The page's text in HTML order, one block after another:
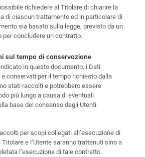
richiedere al Titolare di chiarire la
di ciascun trattamento ed in particolare di
sia basato sulla legge, previsto da un
concludere un contratto.
sul tempo di conservazione
in questo documento, i Dati
conservati per il tempo richiesto dalla
stati raccolti e potrebbero essere
più lungo a causa di eventuali
base del consenso degli Utenti.
per scopi collegati all’esecuzione di
e l’Utente saranno trattenuti sino a
l’esecuzione di tale contratto.